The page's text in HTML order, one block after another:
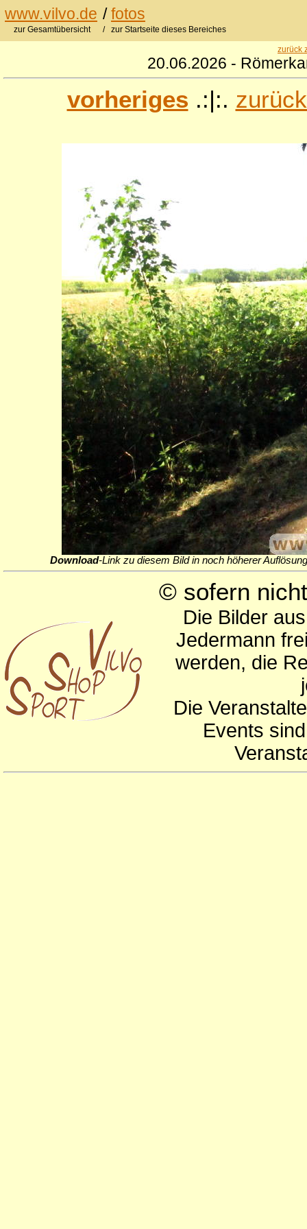
www.vilvo.de /fotos
zur Gesamtübersicht / zur Startseite dieses Bereiches
zurück
20.06.2026 -
vorheriges .:|:.
Download-Link zu diesem Bild in noch höherer
© sofern
Die Bilder
Jedermann
werden, die
Die
Events